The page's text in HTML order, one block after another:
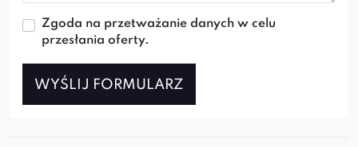
Zgoda na przetważanie danych w celu
przesłania oferty.
WYŚLIJ FORMULARZ